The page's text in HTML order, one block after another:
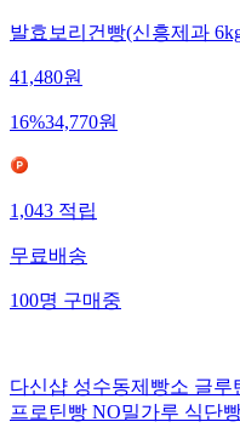
발효보리건빵(신흥제과
41,480원
16%34,770원
1,043적립
무료배송
100명구매중
다신샵 성수동제빵소 글루
프로틴빵 NO밀가루 식단